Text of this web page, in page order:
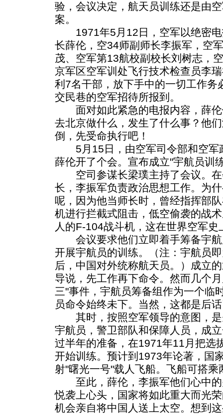
验，会议决定，航天员训练还是由
案。
1971年5月12日，空军以绝密电
长薛伦，空34师副师长李振军，空
茂、空军第13航校副校长刘树志，
京军区空军训处飞行技术检查员李
利7名干部，放下手中的一切工作务
交民巷的空军招待所报到。
面对如此紧急的电报内容，薛伦
去北京做什么，发生了什么事？他
倒，先受命执行吧！
5月15日，由空军司令部和空军
薛伦开了个会。宣布成立"宇航员训
空司参谋长梁璞主持了会议。在
长，李振军负责政治思想工作。为
呢，因为他当师长时，曾经指挥部
机进行拦截式阻击，低空偷袭的战
人的F-104战斗机，这在世界空军
会议要求他们立即着手筹备宇航
开展宇航员的训练。（注：宇航员
后，中国对外统称航天员。）成立
导说，先工作再下命令。然而几个
三"事件，宇航员筹备组作为一个临
员命令始终未下。当然，这都是后
其时，按照空军领导的意图，是
宇航员，警卫部队和保障人员，成
过半年的准备，在1971年11月把选
开始训练。预计到1973年论著，国
射"曙光一号"载人飞船。飞船可搭乘
至此，薛伦，李振军他们心中的
悦袭上心头，国家将如此重大而光
机会亲自将中国人送上太空。想到